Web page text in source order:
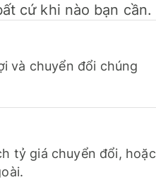
cứ khi nào bạn cần.
và chuyển đổi chúng
tỷ giá chuyển đổi, hoặc